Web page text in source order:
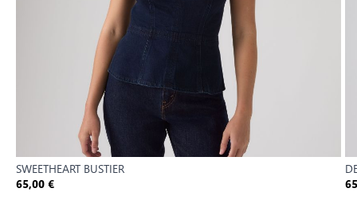
SWEETHEART BUSTIER
65,00 €